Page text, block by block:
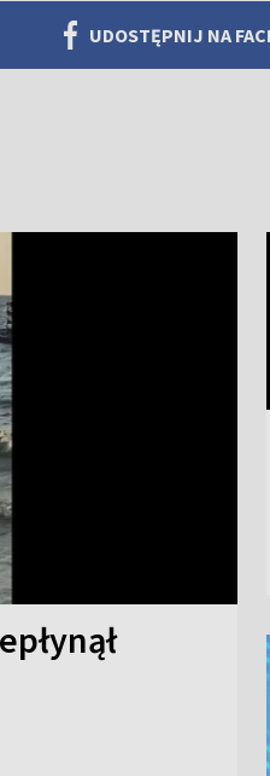
UDOSTĘPNIJ NA